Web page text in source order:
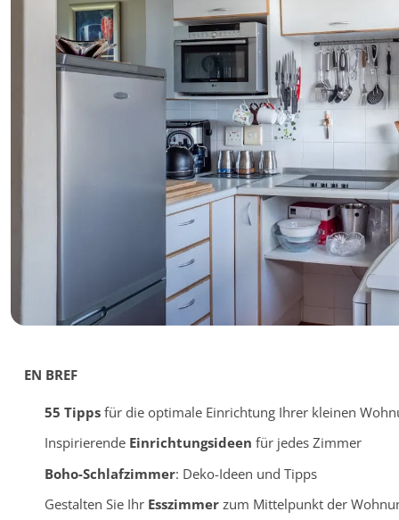
EN BREF
55 Tippsfür die optimale Einrichtung Ihrer kleinen
Inspirierende Einrichtungsideen für jedes Zimmer
Boho-Schlafzimmer: Deko-Ideen und Tipps
Gestalten Sie Ihr Esszimmerzum Mittelpunkt der